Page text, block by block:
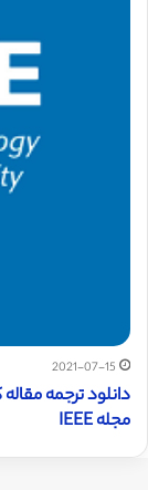
2021-07-15
دانلود ترجمه
مجله IEEE